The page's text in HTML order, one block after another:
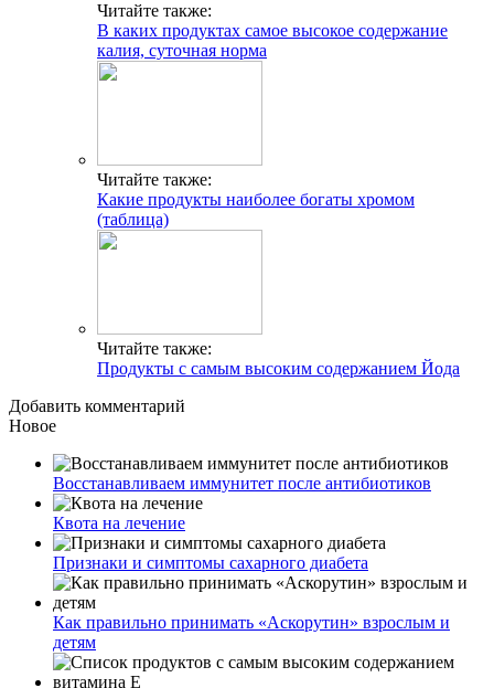
Читайте также:
В каких продуктах самое высокое содержание
калия, суточная норма
Читайте также:
Какие продукты наиболее богаты хромом
(таблица)
Читайте также:
Продукты с самым высоким содержанием Йода
Добавить комментарий
Новое
Восстанавливаем иммунитет после антибиотиков
Квота на лечение
Признаки и симптомы сахарного диабета
Как правильно принимать «Аскорутин» взрослым и
детям